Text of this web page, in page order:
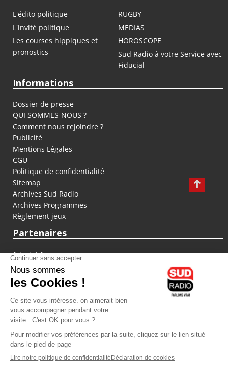
L'édito politique
RUGBY
L'invité politique
MEDIAS
Les courses hippiques et
pronostics
HOROSCOPE
Sud Radio à votre Service avec
Fiducial
Informations
Dossier de presse
QUI SOMMES-NOUS ?
Comment nous rejoindre ?
Publicité
Mentions Légales
CGU
Politique de confidentialité
Sitemap
Archives Sud Radio
Archives Programmes
Règlement jeux
Partenaires
fiducial.fr
lyoncapitale.fr
olympique-et-lyonnais.com
L'application Iphone / Android
Téléchargez l'application
Les cookies